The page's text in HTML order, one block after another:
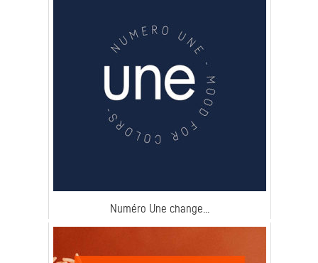
Numéro Une change...